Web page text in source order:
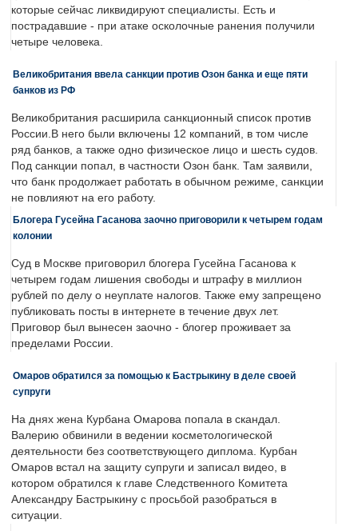
которые сейчас ликвидируют специалисты. Есть и
пострадавшие - при атаке осколочные ранения получили
четыре человека.
Великобритания ввела санкции против Озон банка и еще пяти
банков из РФ
Великобритания расширила санкционный список против
России.В него были включены 12 компаний, в том числе
ряд банков, а также одно физическое лицо и шесть судов.
Под санкции попал, в частности Озон банк. Там заявили,
что банк продолжает работать в обычном режиме, санкции
не повлияют на его работу.
Блогера Гусейна Гасанова заочно приговорили к четырем годам
колонии
Суд в Москве приговорил блогера Гусейна Гасанова к
четырем годам лишения свободы и штрафу в миллион
рублей по делу о неуплате налогов. Также ему запрещено
публиковать посты в интернете в течение двух лет.
Приговор был вынесен заочно - блогер проживает за
пределами России.
Омаров обратился за помощью к Бастрыкину в деле своей
супруги
На днях жена Курбана Омарова попала в скандал.
Валерию обвинили в ведении косметологической
деятельности без соответствующего диплома. Курбан
Омаров встал на защиту супруги и записал видео, в
котором обратился к главе Следственного Комитета
Александру Бастрыкину с просьбой разобраться в
ситуации.